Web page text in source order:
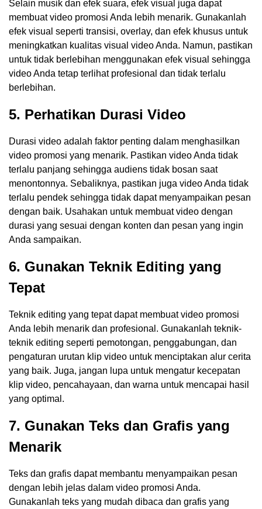
Selain musik dan efek suara, efek visual juga dapat
membuat video promosi Anda lebih menarik. Gunakanlah
efek visual seperti transisi, overlay, dan efek khusus untuk
meningkatkan kualitas visual video Anda. Namun, pastikan
untuk tidak berlebihan menggunakan efek visual sehingga
video Anda tetap terlihat profesional dan tidak terlalu
berlebihan.
5. Perhatikan Durasi Video
Durasi video adalah faktor penting dalam menghasilkan
video promosi yang menarik. Pastikan video Anda tidak
terlalu panjang sehingga audiens tidak bosan saat
menontonnya. Sebaliknya, pastikan juga video Anda tidak
terlalu pendek sehingga tidak dapat menyampaikan pesan
dengan baik. Usahakan untuk membuat video dengan
durasi yang sesuai dengan konten dan pesan yang ingin
Anda sampaikan.
6. Gunakan Teknik Editing yang
Tepat
Teknik editing yang tepat dapat membuat video promosi
Anda lebih menarik dan profesional. Gunakanlah teknik-
teknik editing seperti pemotongan, penggabungan, dan
pengaturan urutan klip video untuk menciptakan alur cerita
yang baik. Juga, jangan lupa untuk mengatur kecepatan
klip video, pencahayaan, dan warna untuk mencapai hasil
yang optimal.
7. Gunakan Teks dan Grafis yang
Menarik
Teks dan grafis dapat membantu menyampaikan pesan
dengan lebih jelas dalam video promosi Anda.
Gunakanlah teks yang mudah dibaca dan grafis yang